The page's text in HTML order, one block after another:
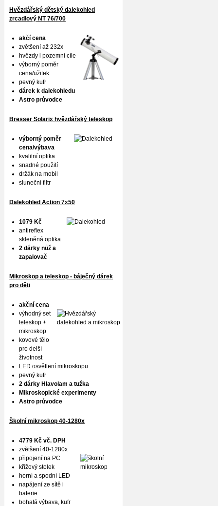
Hvězdářský dětský dalekohled
zrcadlový NT 76/700
akčí cena
zvětšení až 232x
hvězdy i pozemní cíle
výborný poměr
cena/užitek
pevný kufr
dárek k dalekohledu
Astro průvodce
Bresser Solarix hvězdářský teleskop
výborný poměr
cena/výbava
kvalitní optika
snadné použití
držák na mobil
sluneční filtr
Dalekohled Action 7x50
1079 Kč
antireflex
skleněná optika
2 dárky nůž a
zapalovač
Mikroskop a teleskop - báječný dárek
pro děti
akční cena
výhodný set
teleskop +
mikroskop
kovové tělo
pro delší
životnost
LED osvětlení mikroskopu
pevný kufr
2 dárky Hlavolam a tužka
Mikroskopické experimenty
Astro průvodce
Školní mikroskop 40-1280x
4779 Kč vč. DPH
zvětšení 40-1280x
připojení na PC
křížový stolek
horní a spodní LED
napájení ze sítě i
baterie
bohatá výbava, kufr